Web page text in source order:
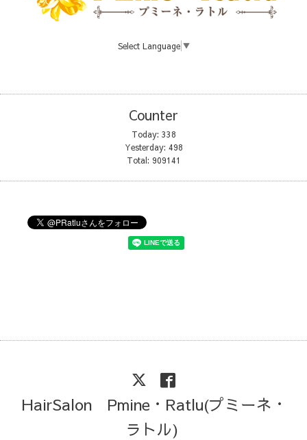
Select Language ▼
Counter
Today: 338
Yesterday: 498
Total: 909141
HairSalon Pmine・Ratlu(プミーネ・
ラトル)